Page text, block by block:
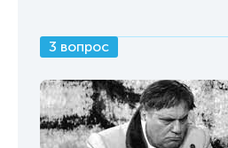
3 вопрос